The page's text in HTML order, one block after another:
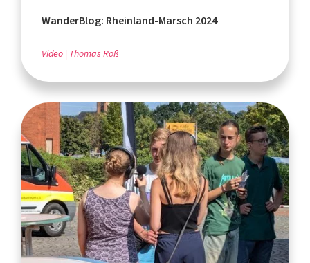
WanderBlog: Rheinland-Marsch 2024
Video Thomas Roß